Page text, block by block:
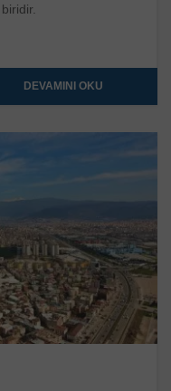
DEVAMINI OKU